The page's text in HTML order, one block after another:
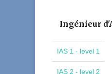
Ingénieur
IAS 1 - level 1
IAS 2 - level 2